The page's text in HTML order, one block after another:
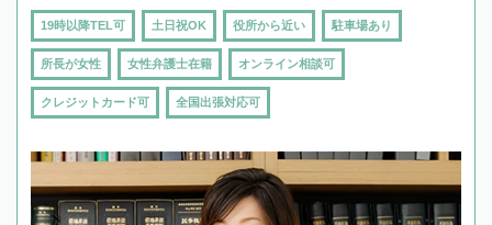
19時以降TEL可 土日祝OK 役所から近い 駐車場あり
所長が女性 女性弁護士在籍 オンライン相談可
クレジットカード可 全国出張対応可